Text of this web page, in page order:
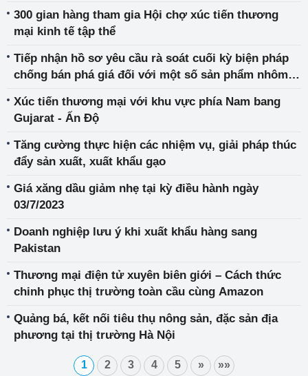
300 gian hàng tham gia Hội chợ xúc tiến thương
mại kinh tế tập thể
Tiếp nhận hồ sơ yêu cầu rà soát cuối kỳ biện pháp
chống bán phá giá đối với một số sản phẩm nhôm
Xúc tiến thương mại với khu vực phía Nam bang
Gujarat - Ấn Độ
Tăng cường thực hiện các nhiệm vụ, giải pháp thúc
đẩy sản xuất, xuất khẩu gạo
Giá xăng dầu giảm nhẹ tại kỳ điều hành ngày
03/7/2023
Doanh nghiệp lưu ý khi xuất khẩu hàng sang
Pakistan
Thương mại điện tử xuyên biên giới – Cách thức
chinh phục thị trường toàn cầu cùng Amazon
Quảng bá, kết nối tiêu thụ nông sản, đặc sản địa
phương tại thị trường Hà Nội
1 2 3 4 5 » »»